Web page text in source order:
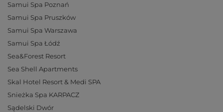
Samui Spa Poznań
Samui Spa Pruszków
Samui Spa Warszawa
Samui Spa Łódź
Sea&Forest Resort
Sea Shell Apartments
Skal Hotel Resort & Medi SPA
Snieżka Spa KARPACZ
Sądelski Dwór